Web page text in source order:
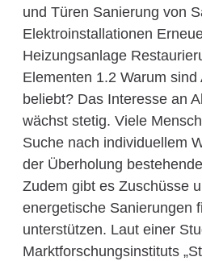
und Türen Sanierung von
Elektroinstallationen
Heizungsanlage
Elementen 1.2 Warum
beliebt? Das Interesse an
wächst stetig. Viele
Suche nach individuellem
der Überholung
Zudem gibt es Zuschüsse
energetische Sanierungen
unterstützen. Laut einer
Marktforschungsinstituts